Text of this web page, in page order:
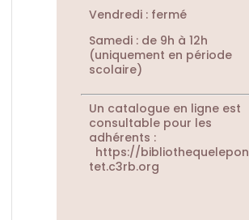
Vendredi : fermé
Samedi : de 9h à 12h
(uniquement en période
scolaire)
Un catalogue en ligne est
consultable pour les
adhérents :
https://bibliothequelepon
tet.c3rb.org